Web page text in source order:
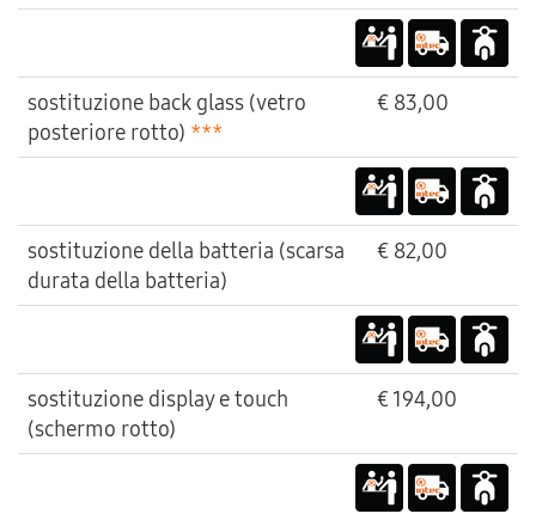
sostituzione back glass (vetro
posteriore rotto) ***
€ 83,00
sostituzione della batteria (scarsa
durata della batteria)
€ 82,00
sostituzione display e touch
(schermo rotto)
€ 194,00